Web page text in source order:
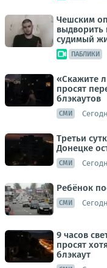
Чешским
выдворить
судимый
ПАБЛИКИ
«Скажите
просят
блэкаутов
СМИ
Третьи
Донецке
СМИ
Ребёнок
СМИ
9 часов
просят
блэкаут